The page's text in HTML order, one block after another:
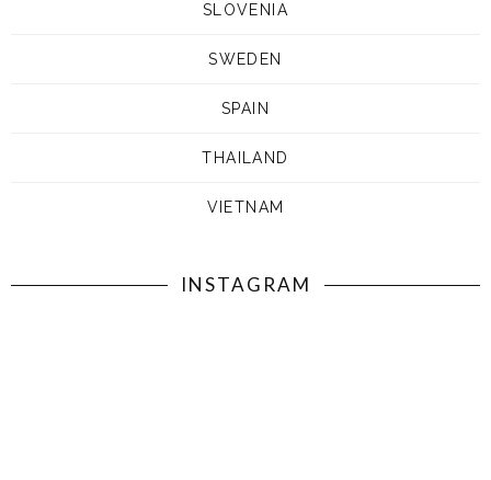
SLOVENIA
SWEDEN
SPAIN
THAILAND
VIETNAM
INSTAGRAM